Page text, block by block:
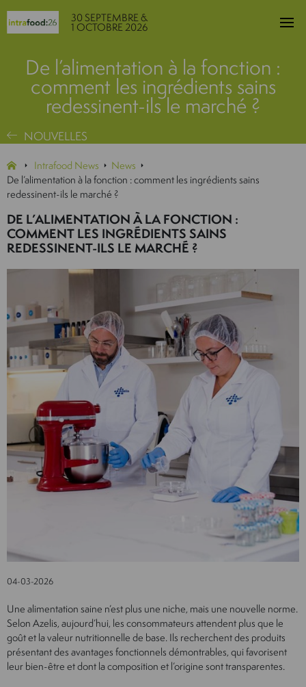
30 SEPTEMBRE &
1 OCTOBRE 2026
De l’alimentation à la fonction :
comment les ingrédients sains
redessinent-ils le marché ?
NOUVELLES
Intrafood News
News
De l’alimentation à la fonction : comment les ingrédients sains
redessinent-ils le marché ?
DE L’ALIMENTATION À LA FONCTION :
COMMENT LES INGRÉDIENTS SAINS
REDESSINENT-ILS LE MARCHÉ ?
04-03-2026
Une alimentation saine n’est plus une niche, mais une nouvelle norme.
Selon Azelis, aujourd’hui, les consommateurs attendent plus que le
goût et la valeur nutritionnelle de base. Ils recherchent des produits
présentant des avantages fonctionnels démontrables, qui favorisent
leur bien-être et dont la composition et l’origine sont transparentes.